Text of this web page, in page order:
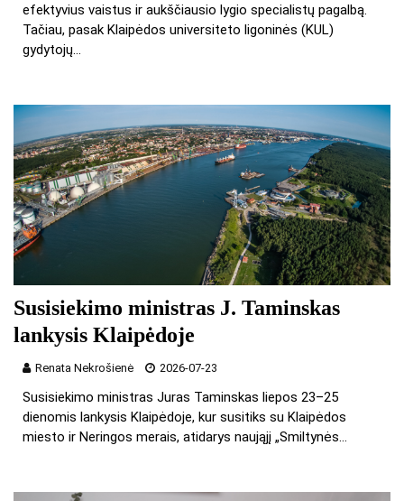
efektyvius vaistus ir aukščiausio lygio specialistų pagalbą.
Tačiau, pasak Klaipėdos universiteto ligoninės (KUL)
gydytojų…
Susisiekimo ministras J. Taminskas
lankysis Klaipėdoje
Renata Nekrošienė 2026-07-23
Susisiekimo ministras Juras Taminskas liepos 23–25
dienomis lankysis Klaipėdoje, kur susitiks su Klaipėdos
miesto ir Neringos merais, atidarys naująjį „Smiltynės…